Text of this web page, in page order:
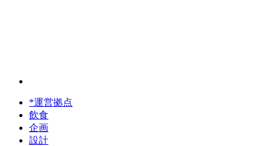
*運営拠点
飲食
企画
設計